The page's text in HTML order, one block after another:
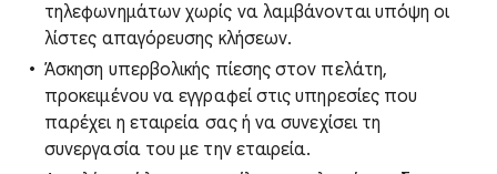
τηλεφωνημάτων χωρίς να λαμβάνονται υπόψη οι
λίστες απαγόρευσης κλήσεων.
Άσκηση υπερβολικής πίεσης στον πελάτη,
προκειμένου να εγγραφεί στις υπηρεσίες που
παρέχει η εταιρεία σας ή να συνεχίσει τη
συνεργασία του με την εταιρεία.